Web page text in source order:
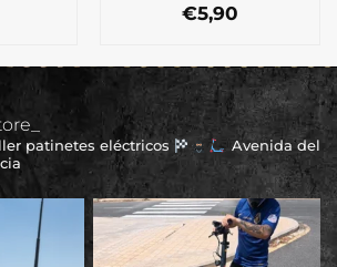
€5,90
patinetes eléctricos
Avenida del